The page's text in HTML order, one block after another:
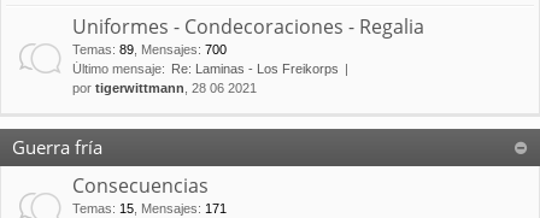
Uniformes - Condecoraciones - Regalia
Temas: 89 Mensajes: 700
Último mensaje:
Re: Laminas - Los Freikorps
por tigerwittmann , 28 06 2021
Guerra fría
Consecuencias
Temas: 15 Mensajes: 171